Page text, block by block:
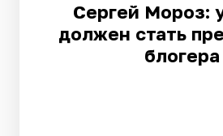
Сергей Мороз:
должен стать
блогера